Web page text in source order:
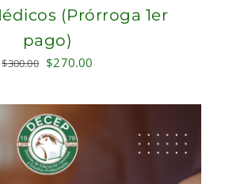
(Prórroga 1er
pago)
$300.00 Original
was:
$300.00.
$270.00
is: